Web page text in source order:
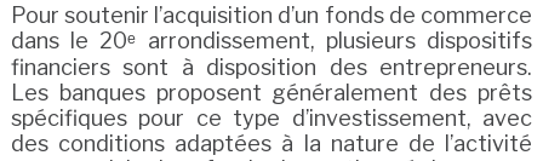
Pour soutenir l’acquisition d’un fonds de commerce
dans le 20ᵉ arrondissement, plusieurs dispositifs
financiers sont à disposition des entrepreneurs.
Les banques proposent généralement des prêts
spécifiques pour ce type d’investissement, avec
des conditions adaptées à la nature de l’activité